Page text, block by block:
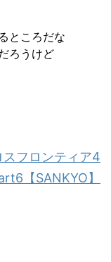
ところだな
ろうけど
スフロンティア4
【SANKYO】